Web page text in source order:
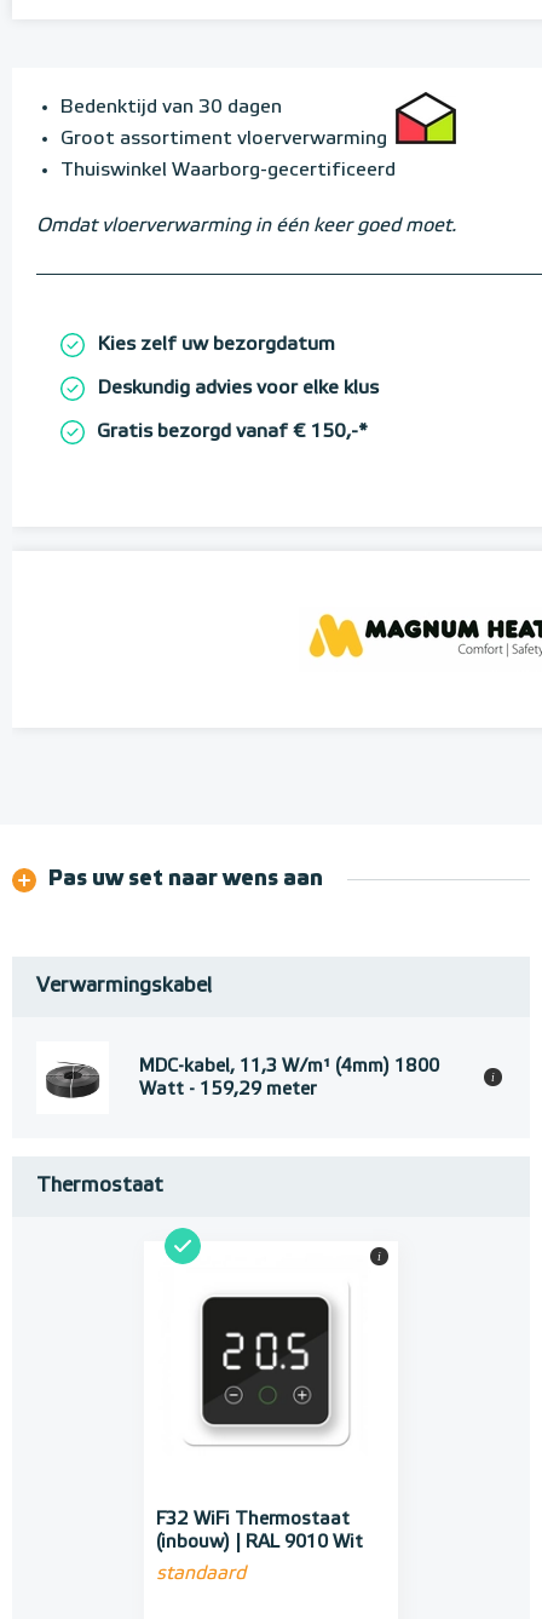
Bedenktijd van 30 dagen
Groot assortiment vloerverwarming
Thuiswinkel Waarborg-gecertificeerd
Omdat vloerverwarming in één keer goed moet.
Kies zelf uw bezorgdatum
Deskundig advies voor elke klus
Gratis bezorgd vanaf € 150,-*
Pas uw set naar wens aan
Verwarmingskabel
MDC-kabel, 11,3 W/m¹ (4mm) 1800
Watt - 159,29 meter
i
Thermostaat
F32 WiFi Thermostaat
(inbouw) | RAL 9010 Wit
standaard
i